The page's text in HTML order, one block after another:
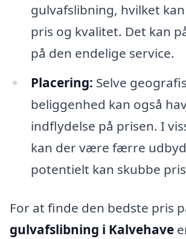
gulvafslibning, hvilket
pris og kvalitet. Det kan
på den endelige service.
Placering: Selve
beliggenhed kan også
indflydelse på prisen. I
kan der være færre
potentielt kan skubbe
For at finde den bedste pris
gulvafslibning i Kalvehave